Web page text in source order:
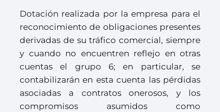
Dotación realizada por la empresa para el
reconocimiento de obligaciones presentes
derivadas de su tráfico comercial, siempre
y cuando no encuentren reflejo en otras
cuentas el grupo 6; en particular, se
contabilizarán en esta cuenta las pérdidas
asociadas a contratos onerosos, y los
compromisos asumidos como